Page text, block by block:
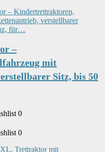
–
mit
Sitz, bis 50
0
0